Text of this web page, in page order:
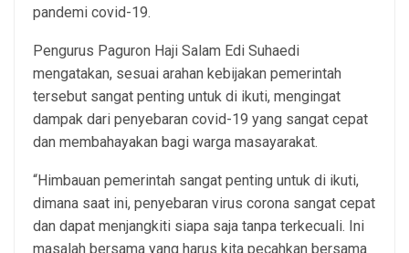
pandemi covid-19.
Pengurus Paguron Haji Salam Edi Suhaedi
mengatakan, sesuai arahan kebijakan pemerintah
tersebut sangat penting untuk di ikuti, mengingat
dampak dari penyebaran covid-19 yang sangat cepat
dan membahayakan bagi warga masayarakat.
“Himbauan pemerintah sangat penting untuk di ikuti,
dimana saat ini, penyebaran virus corona sangat cepat
dan dapat menjangkiti siapa saja tanpa terkecuali. Ini
masalah bersama yang harus kita pecahkan bersama